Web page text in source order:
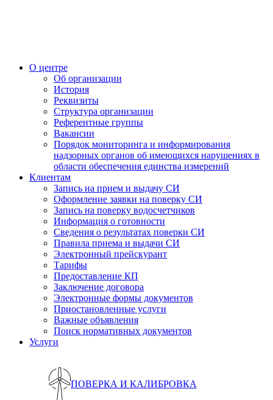
О центре
Об организации
История
Реквизиты
Структура организации
Референтные группы
Вакансии
Порядок мониторинга и информирования
надзорных органов об имеющихся нарушениях в
области обеспечения единства измерений
Клиентам
Запись на прием и выдачу СИ
Оформление заявки на поверку СИ
Запись на поверку водосчетчиков
Информация о готовности
Сведения о результатах поверки СИ
Правила приема и выдачи СИ
Электронный прейскурант
Тарифы
Предоставление КП
Заключение договора
Электронные формы документов
Приостановленные услуги
Важные объявления
Поиск нормативных документов
Услуги
ПОВЕРКА И КАЛИБРОВКА